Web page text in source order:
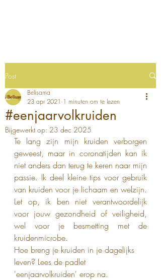
Post
#eenjaarvolkruiden
Belisama
23 apr 2021 1 minuten om te lezen
Bijgewerkt op: 23 dec 2025
Te lang zijn mijn kruiden verborgen
geweest, maar in coronatijden kan ik
niet anders dan terug te keren naar mijn
passie. Ik deel kleine tips voor gebruik
van kruiden voor je lichaam en welzijn.
Let op, ik ben niet verantwoordelijk
voor jouw gezondheid of veiligheid,
wel voor je besmetting met de
kruidenmicrobe.
Hoe breng je kruiden in je dagelijks
leven? Lees de padlet
'eenjaarvolkruiden' erop na.